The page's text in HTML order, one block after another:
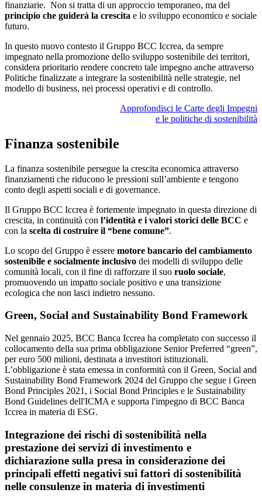
finanziarie. Non si tratta di un approccio temporaneo, ma del
principio che guiderà la crescita e lo sviluppo economico e sociale
futuro.
In questo nuovo contesto il Gruppo BCC Iccrea, da sempre
impegnato nella promozione dello sviluppo sostenibile dei territori,
considera prioritario rendere concreto tale impegno anche attraverso
Politiche finalizzate a integrare la sostenibilità nelle strategie, nel
modello di business, nei processi operativi e di controllo.
Approfondisci le Carte degli Impegni
e le politiche di sostenibilità
Finanza sostenibile
La finanza sostenibile persegue la crescita economica attraverso
finanziamenti che riducono le pressioni sull’ambiente e tengono
conto degli aspetti sociali e di governance.
Il Gruppo BCC Iccrea è fortemente impegnato in questa direzione di
crescita, in continuità con l’identità e i valori storici delle BCC e
con la scelta di costruire il “bene comune”.
Lo scopo del Gruppo è essere motore bancario del cambiamento
sostenibile e socialmente inclusivo dei modelli di sviluppo delle
comunità locali, con il fine di rafforzare il suo ruolo sociale,
promuovendo un impatto sociale positivo e una transizione
ecologica che non lasci indietro nessuno.
Green, Social and Sustainability Bond Framework
Nel gennaio 2025, BCC Banca Iccrea ha completato con successo il
collocamento della sua prima obbligazione Senior Preferred “green”,
per euro 500 milioni, destinata a investitori istituzionali.
L’obbligazione è stata emessa in conformità con il Green, Social and
Sustainability Bond Framework 2024 del Gruppo che segue i Green
Bond Principles 2021, i Social Bond Principles e le Sustainability
Bond Guidelines dell'ICMA e supporta l'impegno di BCC Banca
Iccrea in materia di ESG.
Integrazione dei rischi di sostenibilità nella
prestazione dei servizi di investimento e
dichiarazione sulla presa in considerazione dei
principali effetti negativi sui fattori di sostenibilità
nelle consulenze in materia di investimenti